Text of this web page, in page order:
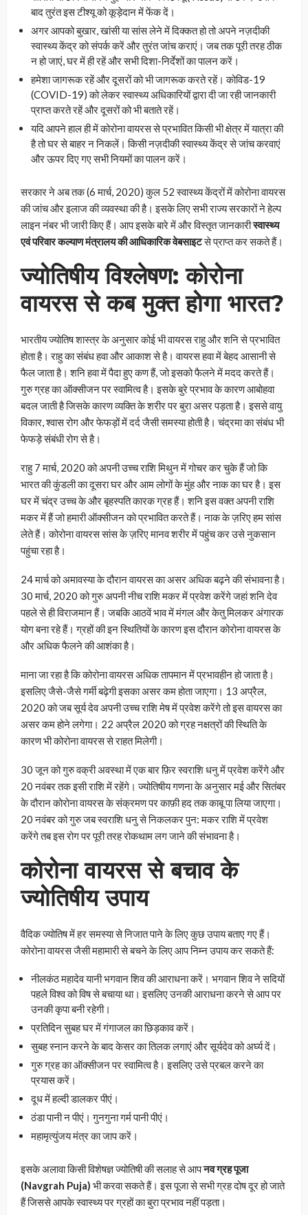
बाद तुरंत इस टीश्यू को कूड़ेदान में फेंक दें।
अगर आपको बुखार, खांसी या सांस लेने में दिक्कत हो तो अपने नज़दीकी
स्वास्थ्य केंद्र को संपर्क करें और तुरंत जांच कराएं। जब तक पूरी तरह ठीक
न हो जाएं, घर में ही रहें और सभी दिशा-निर्देशों का पालन करें।
हमेशा जागरूक रहें और दूसरों को भी जागरूक करते रहें। कोविड-19
(COVID-19) को लेकर स्वास्थ्य अधिकारियों द्वारा दी जा रही जानकारी
प्राप्त करते रहें और दूसरों को भी बताते रहें।
यदि आपने हाल ही में कोरोना वायरस से प्रभावित किसी भी क्षेत्र में यात्रा की
है तो घर से बाहर न निकलें। किसी नज़दीकी स्वास्थ्य केंद्र से जांच करवाएं
और ऊपर दिए गए सभी नियमों का पालन करें।
सरकार ने अब तक (6 मार्च, 2020) कुल 52 स्वास्थ्य केंद्रों में कोरोना वायरस
की जांच और इलाज की व्यवस्था की है। इसके लिए सभी राज्य सरकारों ने हेल्प
लाइन नंबर भी जारी किए हैं। आप इसके बारे में और विस्तृत जानकारीस्वास्थ्य
एवं परिवार कल्याण मंत्रालय की आधिकारिक वेबसाइटसे प्राप्त कर सकते हैं।
ज्योतिषीय विश्लेषण: कोरोना
वायरस से कब मुक्त होगा भारत?
भारतीय ज्योतिष शास्त्र के अनुसार कोई भी वायरस राहु और शनि से प्रभावित
होता है। राहु का संबंध हवा और आकाश से है। वायरस हवा में बेहद आसानी से
फैल जाता है। शनि हवा में पैदा हुए कण हैं, जो इसको फैलने में मदद करते हैं।
गुरु ग्रह का ऑक्सीजन पर स्वामित्व है। इसके बुरे प्रभाव के कारण आबोहवा
बदल जाती है जिसके कारण व्यक्ति के शरीर पर बुरा असर पड़ता है। इससे वायु
विकार, श्वास रोग और फेफड़ों में दर्द जैसी समस्या होती है। चंद्रमा का संबंध भी
फेफड़े संबंधी रोग से है।
राहु 7 मार्च, 2020 को अपनी उच्च राशि मिथुन में गोचर कर चुके हैं जो कि
भारत की कुंडली का दूसरा घर और आम लोगों के मुंह और नाक का घर है। इस
घर में चंद्र उच्च के और बृहस्पति कारक ग्रह हैं। शनि इस वक्त अपनी राशि
मकर में हैं जो हमारी ऑक्सीजन को प्रभावित करते हैं। नाक के ज़रिए हम सांस
लेते हैं। कोरोना वायरस सांस के ज़रिए मानव शरीर में पहुंच कर उसे नुकसान
पहुंचा रहा है।
24 मार्च को अमावस्या के दौरान वायरस का असर अधिक बढ़ने की संभावना है।
30 मार्च, 2020 को गुरु अपनी नीच राशि मकर में प्रवेश करेंगे जहां शनि देव
पहले से ही विराजमान हैं। जबकि आठवें भाव में मंगल और केतु मिलकर अंगारक
योग बना रहे हैं। ग्रहों की इन स्थितियों के कारण इस दौरान कोरोना वायरस के
और अधिक फैलने की आशंका है।
माना जा रहा है कि कोरोना वायरस अधिक तापमान में प्रभावहीन हो जाता है।
इसलिए जैसे-जैसे गर्मी बढ़ेगी इसका असर कम होता जाएगा। 13 अप्रैल,
2020 को जब सूर्य देव अपनी उच्च राशि मेष में प्रवेश करेंगे तो इस वायरस का
असर कम होने लगेगा। 22 अप्रैल 2020 को ग्रह नक्षत्रों की स्थिति के
कारण भी कोरोना वायरस से राहत मिलेगी।
30 जून को गुरु वक्री अवस्था में एक बार फ़िर स्वराशि धनु में प्रवेश करेंगे और
20 नवंबर तक इसी राशि में रहेंगे। ज्योतिषीय गणना के अनुसार मई और सितंबर
के दौरान कोरोना वायरस के संक्रमण पर काफ़ी हद तक काबू पा लिया जाएगा।
20 नवंबर को गुरु जब स्वराशि धनु से निकलकर पुन: मकर राशि में प्रवेश
करेंगे तब इस रोग पर पूरी तरह रोकथाम लग जाने की संभावना है।
कोरोना वायरस से बचाव के
ज्योतिषीय उपाय
वैदिक ज्योतिष में हर समस्या से निजात पाने के लिए कुछ उपाय बताए गए हैं।
कोरोना वायरस जैसी महामारी से बचने के लिए आप निम्न उपाय कर सकते हैं:
नीलकंठ महादेव यानी भगवान शिव की आराधना करें। भगवान शिव ने सदियों
पहले विश्व को विष से बचाया था। इसलिए उनकी आराधना करने से आप पर
उनकी कृपा बनी रहेगी।
प्रतिदिन सुबह घर में गंगाजल का छिड़काव करें।
सुबह स्नान करने के बाद केसर का तिलक लगाएं और सूर्यदेव को अर्घ्य दें।
गुरु ग्रह का ऑक्सीजन पर स्वामित्व है। इसलिए उसे प्रबल करने का
प्रयास करें।
दूध में हल्दी डालकर पीएं।
ठंडा पानी न पीएं। गुनगुना गर्म पानी पीएं।
महामृत्युंजय मंत्र का जाप करें।
इसके अलावा किसी विशेषज्ञ ज्योतिषी की सलाह से आपनव ग्रह पूजा
(Navgrah Puja) भी करवा सकते हैं। इस पूजा से सभी ग्रह दोष दूर हो जाते
हैं जिससे आपके स्वास्थ्य पर ग्रहों का बुरा प्रभाव नहीं पड़ता।